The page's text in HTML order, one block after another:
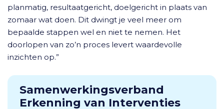
planmatig, resultaatgericht, doelgericht in plaats van
zomaar wat doen. Dit dwingt je veel meer om
bepaalde stappen wel en niet te nemen. Het
doorlopen van zo’n proces levert waardevolle
inzichten op.”
Samenwerkingsverband
Erkenning van Interventies